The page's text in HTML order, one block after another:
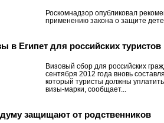
Роскомнадзор опубликовал
применению закона о защите
в Египет для российских
Визовый сбор для российских
сентября 2012 года вновь
который туристы должны
визы-марки, сообщает...
защищают от родственников